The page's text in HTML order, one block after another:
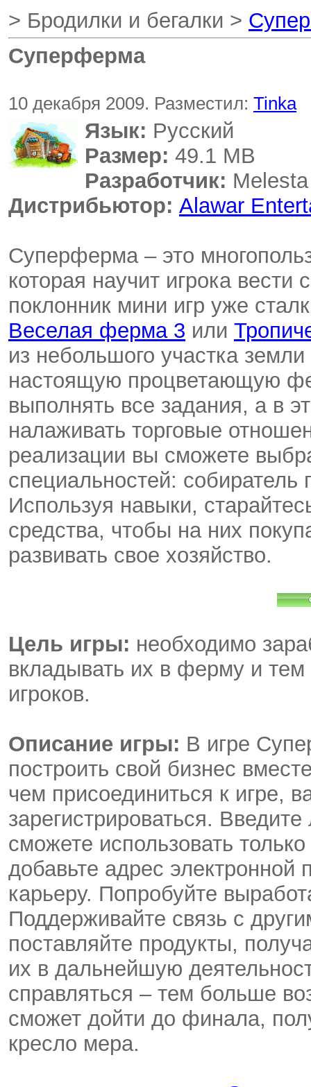
> Бродилки и бегалки >
Суперферма
10 декабря 2009. Разместил: Tinka
Язык: Русский
Размер: 49.1 MB
Разработчик: Melesta
Дистрибьютор: Alawar
Суперферма – это
которая научит игрока
поклонник мини игр уже
Веселая ферма 3 или
из небольшого участка
настоящую процветающую
выполнять все задания, а в
налаживать торговые
реализации вы сможете
специальностей:
Используя навыки,
средства, чтобы на них
развивать свое хозяйство.
Цель игры: необходимо
вкладывать их в ферму и
игроков.
Описание игры: В игре
построить свой бизнес
чем присоединиться к игре,
зарегистрироваться.
сможете использовать
добавьте адрес
карьеру. Попробуйте
Поддерживайте связь с
поставляйте продукты,
их в дальнейшую
справляться – тем больше
сможет дойти до финала,
кресло мера.